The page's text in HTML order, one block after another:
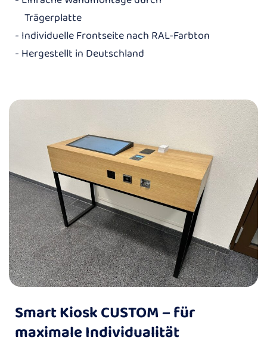
Trägerplatte
- Individuelle Frontseite nach RAL-Farbton
- Hergestellt in Deutschland
Smart Kiosk CUSTOM – für
maximale Individualität